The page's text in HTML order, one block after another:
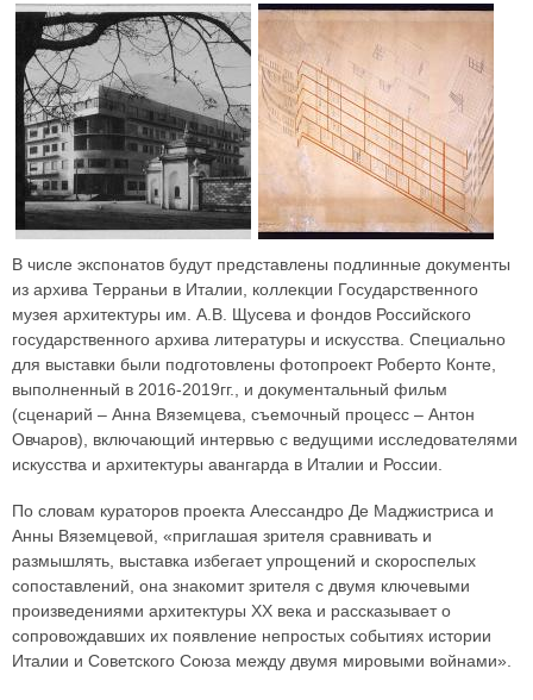
В числе экспонатов будут представлены подлинные документы
из архива Терраньи в Италии, коллекции Государственного
музея архитектуры им. А.В. Щусева и фондов Российского
государственного архива литературы и искусства. Специально
для выставки были подготовлены фотопроект Роберто Конте,
выполненный в 2016-2019гг., и документальный фильм
(сценарий – Анна Вяземцева, съемочный процесс – Антон
Овчаров), включающий интервью с ведущими исследователями
искусства и архитектуры авангарда в Италии и России.
По словам кураторов проекта Алессандро Де Маджистриса и
Анны Вяземцевой, «приглашая зрителя сравнивать и
размышлять, выставка избегает упрощений и скороспелых
сопоставлений, она знакомит зрителя с двумя ключевыми
произведениями архитектуры ХХ века и рассказывает о
сопровождавших их появление непростых событиях истории
Италии и Советского Союза между двумя мировыми войнами».